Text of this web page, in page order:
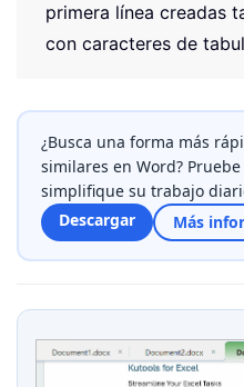
primera línea creadas
con caracteres de
¿Busca una forma más
similares en Word?
simplifique su trabajo
Descargar
Más